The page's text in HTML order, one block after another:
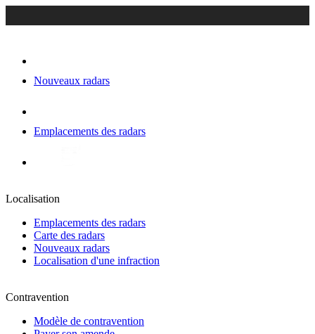
Nouveaux radars
Emplacements des radars
Localisation
Emplacements des radars
Carte des radars
Nouveaux radars
Localisation d'une infraction
Contravention
Modèle de contravention